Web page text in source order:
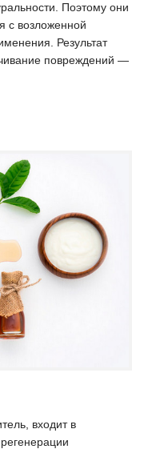
Поэтому они
с возложенной
Результат
повреждений —
входит в